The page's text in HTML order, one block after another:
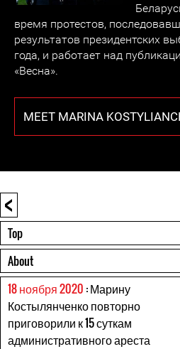
время протестов,
результатов президентских
года, и работает над
«Весна».
MEET MARINA
<
Top
About
18 ноября 2020 : Марину
Костылянченко повторно
приговорили к 15 суткам
административного ареста